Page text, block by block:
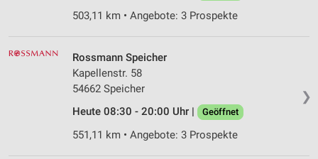
503,11 km • Angebote: 3 Prospekte
❯
Rossmann Speicher
Kapellenstr. 58
54662 Speicher
Heute 08:30 - 20:00 Uhr |
Geöffnet
551,11 km • Angebote: 3 Prospekte